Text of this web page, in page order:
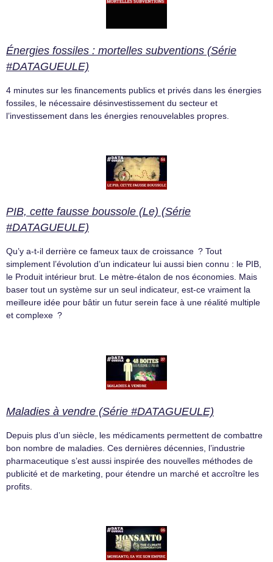
Énergies fossiles : mortelles subventions (Série
#DATAGUEULE)
4 minutes sur les financements publics et privés dans les énergies
fossiles, le nécessaire désinvestissement du secteur et
l’investissement dans les énergies renouvelables propres.
PIB, cette fausse boussole (Le) (Série
#DATAGUEULE)
Qu’y a-t-il derrière ce fameux taux de croissance ? Tout
simplement l’évolution d’un indicateur lui aussi bien connu : le PIB,
le Produit intérieur brut. Le mètre-étalon de nos économies. Mais
baser tout un système sur un seul indicateur, est-ce vraiment la
meilleure idée pour bâtir un futur serein face à une réalité multiple
et complexe ?
Maladies à vendre (Série #DATAGUEULE)
Depuis plus d’un siècle, les médicaments permettent de combattre
bon nombre de maladies. Ces dernières décennies, l’industrie
pharmaceutique s’est aussi inspirée des nouvelles méthodes de
publicité et de marketing, pour étendre un marché et accroître les
profits.